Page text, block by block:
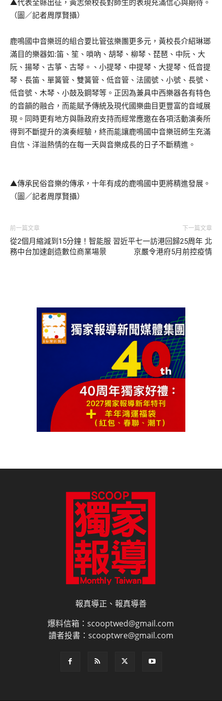
▲代表全縣出征，黃志榮校長對師生的表現充滿信心與期待。
（圖／記者周厚賢攝）
鹿鳴國中音樂班的組合要比管弦樂團更多元，黃校長介紹琳瑯
滿目的樂器如:笛、笙、嗩吶、胡琴、柳琴、琵琶、中阮、大
阮、揚琴、古箏、古琴。、小提琴、中提琴、大提琴、低音提
琴、長笛、單簧管、雙簧管、低音管、法國號、小號、長號、
低音號、木琴、小鼓及鋼琴等。正因為兼具中西樂器各有特色
的音韻的融合，而能賦予傳統及現代國樂曲目更豐富的音域展
現。同時更有地方與縣政府支持而經常應邀在各項活動演奏所
得到不斷提升的演奏經驗，終而能讓鹿鳴國中音樂班師生充滿
自信、洋溢熱情的在每一天與音樂成長的日子不斷精進。
▲傳承民俗音樂的傳承，十年有成的鹿鳴國中更將精進發展。
（圖／記者周厚賢攝）
前一篇文章
從2個月縮減到15分鐘！智能服
務中台加速創造數位商業場景
下一篇文章
習近平七一訪港回歸25周年 北
京嚴令港府5月前控疫情
報真導正、報真導善
爆料信箱：scooptwed@gmail.com
讀者投書：scooptwre@gmail.com